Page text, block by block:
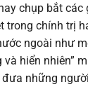
chụp bắt
trong chính trị
ngoài như
và hiển nhiên”
những